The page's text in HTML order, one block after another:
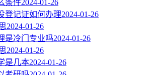
条件2024-01-26
登记证如何办理2024-01-26
2024-01-26
是冷门专业吗2024-01-26
2024-01-26
是几本2024-01-26